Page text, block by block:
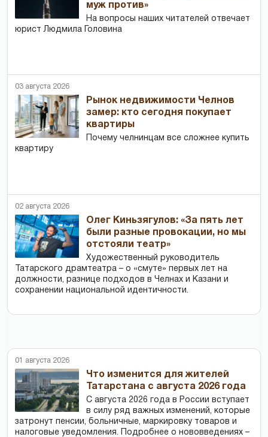
муж против»
На вопросы наших читателей отвечает
юрист Людмила Головина
03 августа 2026
Рынок недвижимости Челнов
замер: кто сегодня покупает
квартиры
Почему челнинцам все сложнее купить
квартиру
02 августа 2026
Олег Киньзягулов: «За пять лет
были разные провокации, но мы
отстояли театр»
Художественный руководитель
Татарского драмтеатра – о «смуте» первых лет на
должности, разнице подходов в Челнах и Казани и
сохранении национальной идентичности.
01 августа 2026
Что изменится для жителей
Татарстана с августа 2026 года
С августа 2026 года в России вступает
в силу ряд важных изменений, которые
затронут пенсии, больничные, маркировку товаров и
налоговые уведомления. Подробнее о нововведениях –